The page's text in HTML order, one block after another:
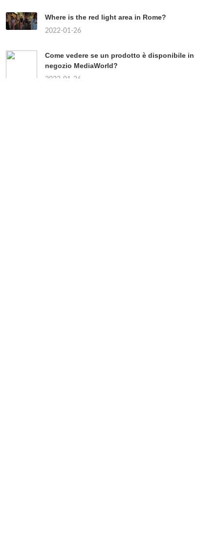
Where is the red light area in Rome?
2022-01-26
Come vedere se un prodotto è disponibile in
negozio MediaWorld?
2022-01-26